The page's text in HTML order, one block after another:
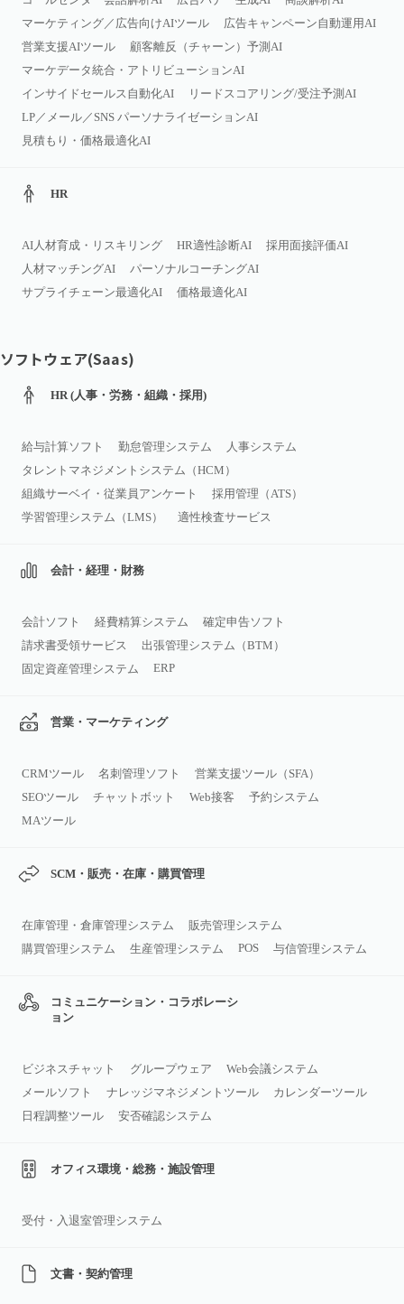
マーケティング／広告向けAIツール
広告キャンペーン自動運用AI
営業支援AIツール
顧客離反（チャーン）予測AI
マーケデータ統合・アトリビューションAI
インサイドセールス自動化AI
リードスコアリング/受注予測AI
LP／メール／SNS パーソナライゼーションAI
見積もり・価格最適化AI
HR
AI人材育成・リスキリング HR適性診断AI
採用面接評価AI
人材マッチングAI
パーソナルコーチングAI
サプライチェーン最適化AI
価格最適化AI
ソフトウェア(Saas)
HR (人事・労務・組織・採用)
給与計算ソフト 勤怠管理システム
人事システム
タレントマネジメントシステム（HCM）
組織サーベイ・従業員アンケート
採用管理（ATS）
学習管理システム（LMS）
適性検査サービス
会計・経理・財務
会計ソフト 経費精算システム
確定申告ソフト
請求書受領サービス
出張管理システム（BTM）
固定資産管理システム
ERP
営業・マーケティング
CRMツール 名刺管理ソフト
営業支援ツール（SFA）
SEOツール
チャットボット Web接客
予約システム
MAツール
SCM・販売・在庫・購買管理
在庫管理・倉庫管理システム
販売管理システム
購買管理システム
生産管理システム POS 与信管理システム
コミュニケーション・コラボレーシ
ョン
ビジネスチャット グループウェア
Web会議システム
メールソフト
ナレッジマネジメントツール
カレンダーツール
日程調整ツール
安否確認システム
オフィス環境・総務・施設管理
受付・入退室管理システム
文書・契約管理